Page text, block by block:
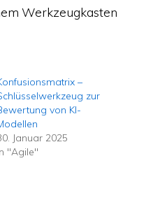
Werkzeugkasten
–
zur
von KI-
Januar 2025
"Agile"